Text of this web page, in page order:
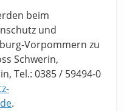
beim
und
Vorpommern zu
Schwerin,
Tel.: 0385 / 59494-0
.